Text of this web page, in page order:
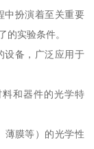
中扮演着至关重要
的实验条件。
设备，广泛应用于
和器件的光学特
薄膜等）的光学性